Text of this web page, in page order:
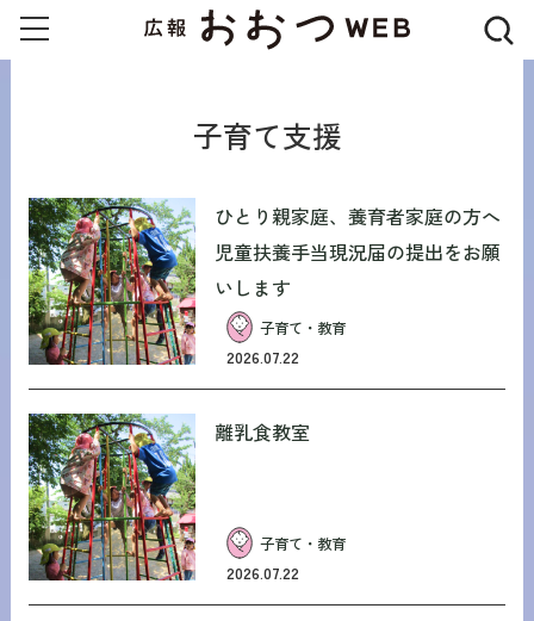
子育て支援
ひとり親家庭、養育者家庭の方へ
児童扶養手当現況届の提出をお願
いします
子育て・教育
2026.07.22
離乳食教室
子育て・教育
2026.07.22